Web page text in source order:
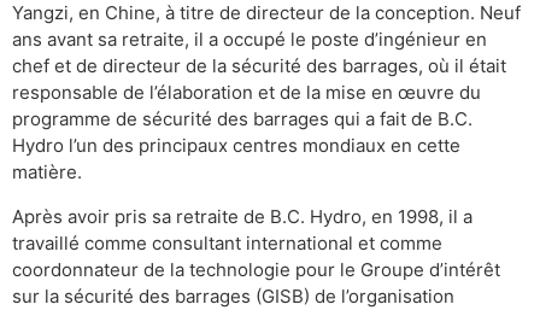
Yangzi, en Chine, à titre de directeur de la conception. Neuf
ans avant sa retraite, il a occupé le poste d’ingénieur en
chef et de directeur de la sécurité des barrages, où il était
responsable de l’élaboration et de la mise en œuvre du
programme de sécurité des barrages qui a fait de B.C.
Hydro l’un des principaux centres mondiaux en cette
matière.
Après avoir pris sa retraite de B.C. Hydro, en 1998, il a
travaillé comme consultant international et comme
coordonnateur de la technologie pour le Groupe d’intérêt
sur la sécurité des barrages (GISB) de l’organisation